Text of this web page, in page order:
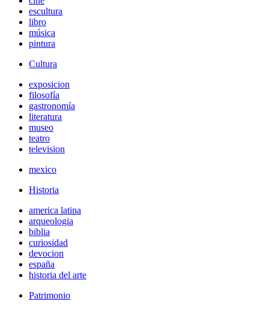
escultura
libro
música
pintura
Cultura
exposicion
filosofía
gastronomía
literatura
museo
teatro
television
mexico
Historia
america latina
arqueologia
biblia
curiosidad
devocion
españa
historia del arte
Patrimonio